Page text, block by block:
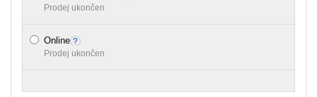
Prodej ukončen
Online
Prodej ukončen